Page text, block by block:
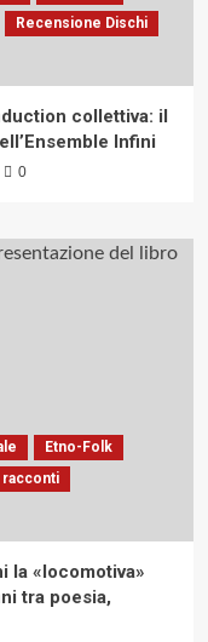
Recensione Dischi
collettiva: il
Infini
0
Etno-Folk
la «locomotiva»
tra poesia,